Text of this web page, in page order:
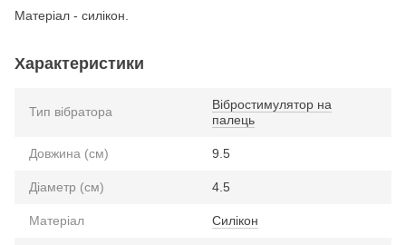
Матеріал - силікон.
Характеристики
Тип вібратора
Вібростимулятор на
палець
Довжина (см) 9.5
Діаметр (см) 4.5
Матеріал Силікон